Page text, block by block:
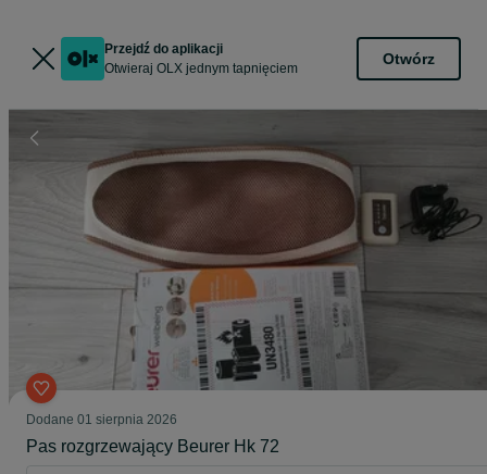
Przejdź do aplikacji
Otwieraj OLX jednym tapnięciem
Otwórz
Dodane 01 sierpnia 2026
Pas rozgrzewający Beurer Hk 72